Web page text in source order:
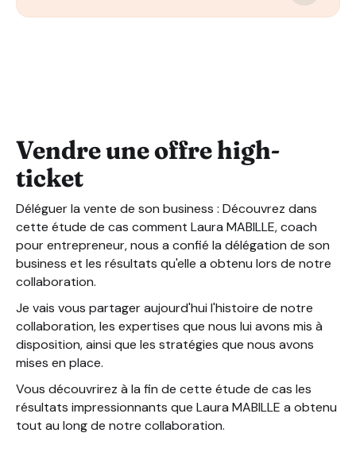
STRATÉGIE UTILISÉE
CLOSERS FORMÉS
RÉSULTATS CHIFFRÉS
NOTRE COLLABORATION EN UN MOT
Vendre une offre high-
ticket
Déléguer la vente de son business : Découvrez dans
cette étude de cas comment Laura MABILLE, coach
pour entrepreneur, nous a confié la délégation de son
business et les résultats qu'elle a obtenu lors de notre
collaboration.
Je vais vous partager aujourd'hui l'histoire de notre
collaboration, les expertises que nous lui avons mis à
disposition, ainsi que les stratégies que nous avons
mises en place.
Vous découvrirez à la fin de cette étude de cas les
résultats impressionnants que Laura MABILLE a obtenu
tout au long de notre collaboration.